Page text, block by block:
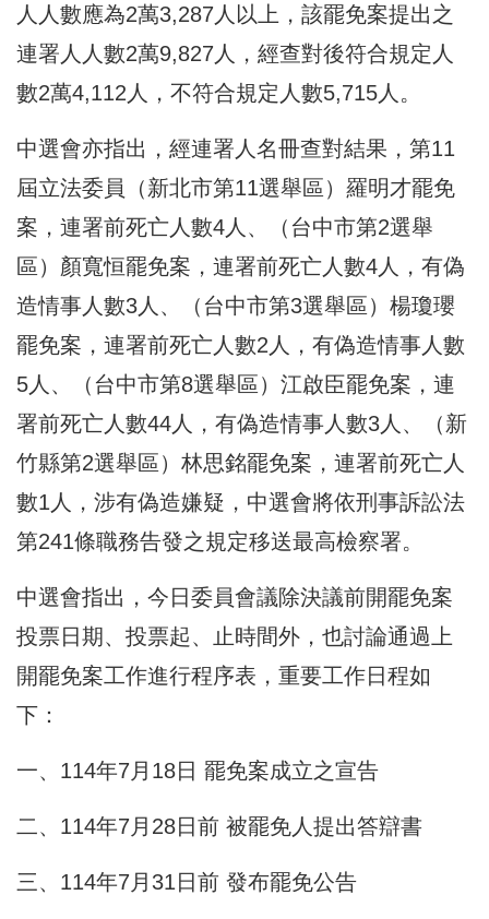
人人數應為2萬3,287人以上，該罷免案提出之
連署人人數2萬9,827人，經查對後符合規定人
數2萬4,112人，不符合規定人數5,715人。
中選會亦指出，經連署人名冊查對結果，第11
屆立法委員（新北市第11選舉區）羅明才罷免
案，連署前死亡人數4人、（台中市第2選舉
區）顏寬恒罷免案，連署前死亡人數4人，有偽
造情事人數3人、（台中市第3選舉區）楊瓊瓔
罷免案，連署前死亡人數2人，有偽造情事人數
5人、（台中市第8選舉區）江啟臣罷免案，連
署前死亡人數44人，有偽造情事人數3人、（新
竹縣第2選舉區）林思銘罷免案，連署前死亡人
數1人，涉有偽造嫌疑，中選會將依刑事訴訟法
第241條職務告發之規定移送最高檢察署。
中選會指出，今日委員會議除決議前開罷免案
投票日期、投票起、止時間外，也討論通過上
開罷免案工作進行程序表，重要工作日程如
下：
一、114年7月18日 罷免案成立之宣告
二、114年7月28日前 被罷免人提出答辯書
三、114年7月31日前 發布罷免公告